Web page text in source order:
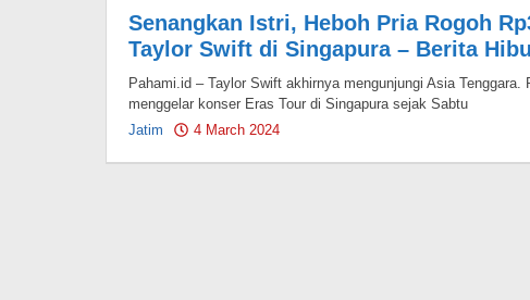
Senangkan Istri, Heboh Pria Rogoh
Taylor Swift di Singapura – Berita
Pahami.id – Taylor Swift akhirnya mengunjungi Asia
menggelar konser Eras Tour di Singapura sejak Sabtu
Jatim
4 March 2024